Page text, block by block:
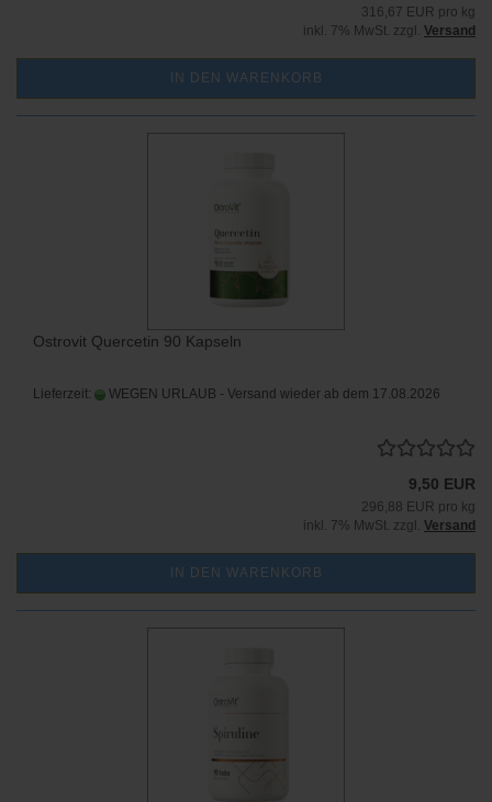
316,67 EUR pro kg
inkl. 7% MwSt. zzgl. Versand
IN DEN WARENKORB
Ostrovit Quercetin 90 Kapseln
Lieferzeit: WEGEN URLAUB - Versand wieder ab dem 17.08.2026
9,50 EUR
296,88 EUR pro kg
inkl. 7% MwSt. zzgl. Versand
IN DEN WARENKORB